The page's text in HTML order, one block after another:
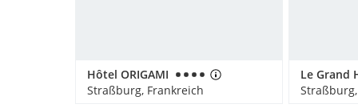
Hôtel ORIGAMI
Straßburg, Frankreich